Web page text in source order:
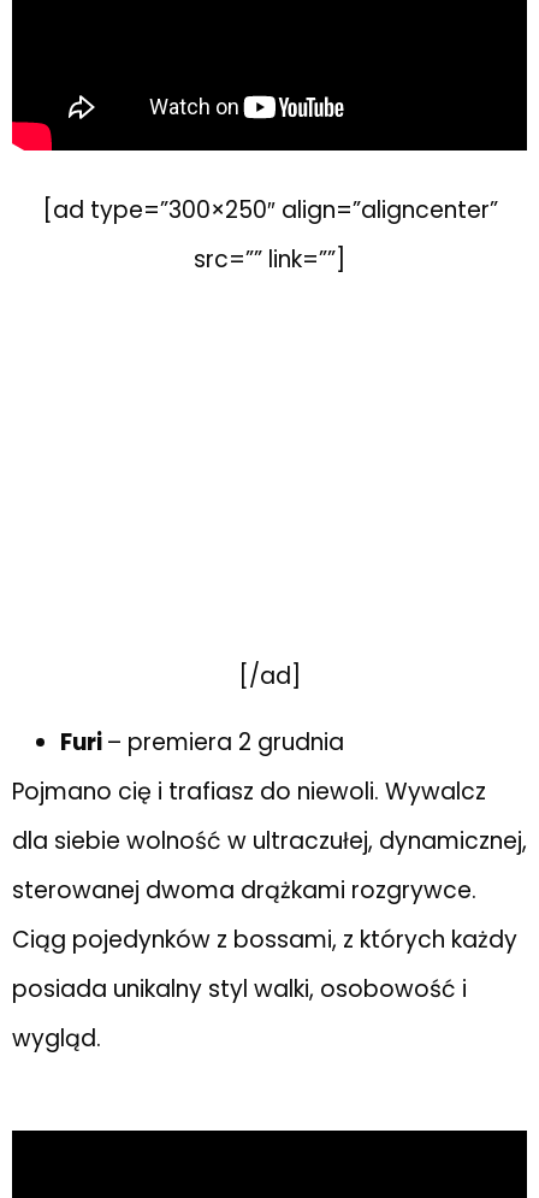
[ad type=”300×250″ align=”aligncenter”
src=”” link=””]
[/ad]
Furi– premiera 2 grudnia
Pojmano cię i trafiasz do niewoli. Wywalcz
dla siebie wolność w ultraczułej, dynamicznej,
sterowanej dwoma drążkami rozgrywce.
Ciąg pojedynków z bossami, z których każdy
posiada unikalny styl walki, osobowość i
wygląd.